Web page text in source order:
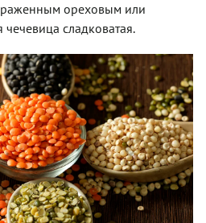
ореховым или
сладковатая.